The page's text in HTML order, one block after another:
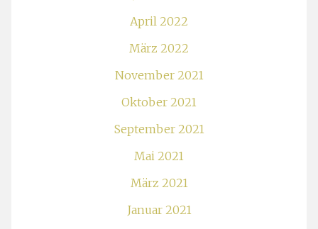
April 2022
März 2022
November 2021
Oktober 2021
September 2021
Mai 2021
März 2021
Januar 2021